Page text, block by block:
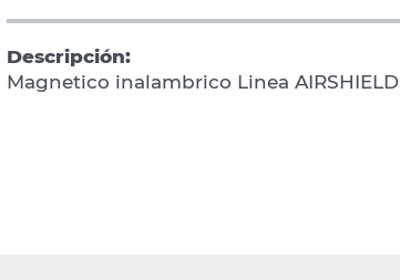
Descripción:
Magnetico inalambrico Linea AIRSHIELD